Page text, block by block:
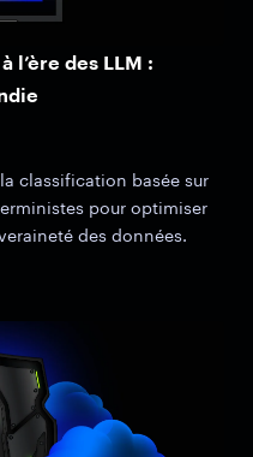
l’ère des LLM :
classification basée sur
pour optimiser
des données.